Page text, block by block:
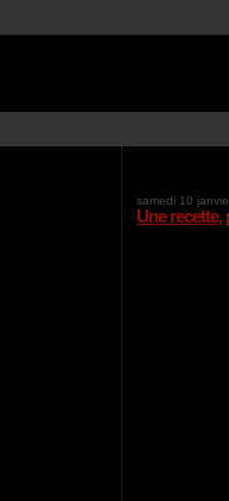
samedi 10
Une recette,